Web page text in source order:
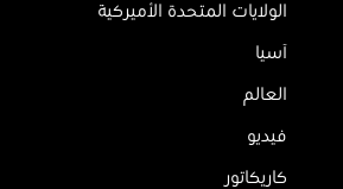
الولايات المتحدة الأميركية
آسيا
العالم
فيديو
كاريكاتور